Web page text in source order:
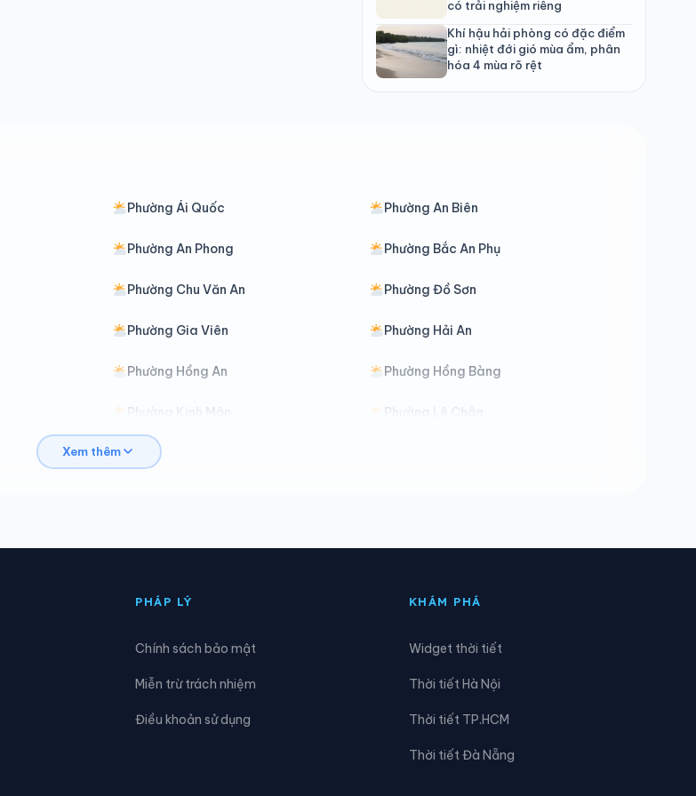
có trải nghiệm riêng
Khí hậu hải phòng có đặc điểm
gì: nhiệt đới gió mùa ẩm, phân
hóa 4 mùa rõ rệt
Phường Ái Quốc Phường An Biên
Phường An Phong Phường Bắc An Phụ
Phường Chu Văn An Phường Đồ Sơn
Phường Gia Viên Phường Hải An
Phường Hồng An Phường Hồng Bàng
Phường Kinh Môn Phường Lê Chân
Phường Lê Thanh Nghị
Phường Việt Hòa Xã An Hưng
Xem thêm
PHÁP LÝ
Chính sách bảo mật
Miễn trừ trách nhiệm
Điều khoản sử dụng
KHÁM PHÁ
Widget thời tiết
Thời tiết Hà Nội
Thời tiết TP.HCM
Thời tiết Đà Nẵng